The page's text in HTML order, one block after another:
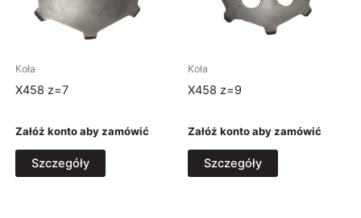
Koła
X458 z=7
Załóż konto aby zamówić
Szczegóły
Koła
X458 z=9
Załóż konto aby zamówić
Szczegóły